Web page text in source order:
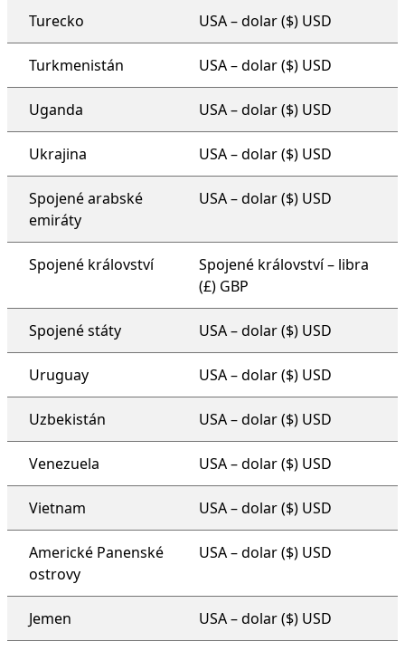
Turecko USA – dolar ($) USD
Turkmenistán USA – dolar ($) USD
Uganda USA – dolar ($) USD
Ukrajina USA – dolar ($) USD
Spojené arabské
emiráty
USA – dolar ($) USD
Spojené království
Spojené království – libra
(£) GBP
Spojené státy USA – dolar ($) USD
Uruguay USA – dolar ($) USD
Uzbekistán USA – dolar ($) USD
Venezuela USA – dolar ($) USD
Vietnam USA – dolar ($) USD
Americké Panenské
ostrovy
USA – dolar ($) USD
Jemen USA – dolar ($) USD